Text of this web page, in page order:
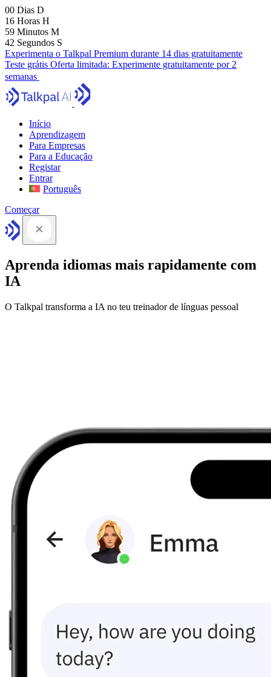
00 Dias D
16 Horas H
59 Minutos M
41 Segundos S
Experimenta o Talkpal Premium durante 14 dias gratuitamente
Teste grátis Oferta limitada: Experimente gratuitamente por 2
semanas
Início
Aprendizagem
Para Empresas
Para a Educação
Registar
Entrar
Português
Começar
Aprenda idiomas mais rapidamente com
IA
O Talkpal transforma a IA no teu treinador de línguas pessoal